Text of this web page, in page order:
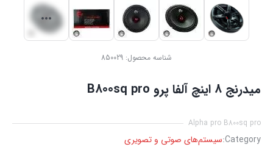
شناسه محصول: 850029
میدرنج 8 اینچ آلفا پرو B800sq pro
Alpha pro B800sq pro
Category: سیستم‌های صوتی و تصویری